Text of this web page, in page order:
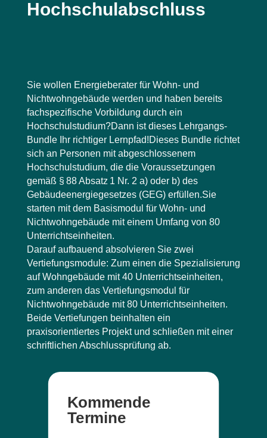
Hochschulabschluss
Sie wollen Energieberater für Wohn- und
Nichtwohngebäude werden und haben bereits
fachspezifische Vorbildung durch ein
Hochschulstudium?Dann ist dieses Lehrgangs-
Bundle Ihr richtiger Lernpfad!Dieses Bundle richtet
sich an Personen mit abgeschlossenem
Hochschulstudium, die die Voraussetzungen
gemäß § 88 Absatz 1 Nr. 2 a) oder b) des
Gebäudeenergiegesetzes (GEG) erfüllen.Sie
starten mit dem Basismodul für Wohn- und
Nichtwohngebäude mit einem Umfang von 80
Unterrichtseinheiten.
Darauf aufbauend absolvieren Sie zwei
Vertiefungsmodule: Zum einen die Spezialisierung
auf Wohngebäude mit 40 Unterrichtseinheiten,
zum anderen das Vertiefungsmodul für
Nichtwohngebäude mit 80 Unterrichtseinheiten.
Beide Vertiefungen beinhalten ein
praxisorientiertes Projekt und schließen mit einer
Kommende
Termine